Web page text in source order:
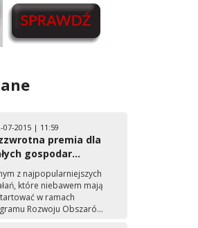
07-2015 | 11:59
premia dla
gospodar...
z najpopularniejszych
które niebawem mają
w ramach
Rozwoju Obszaró...